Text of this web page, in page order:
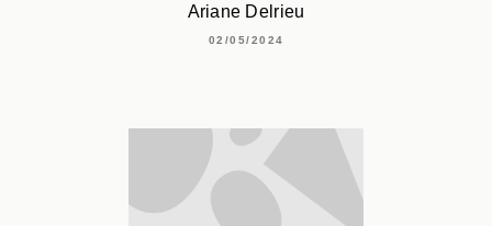
Ariane Delrieu
02/05/2024